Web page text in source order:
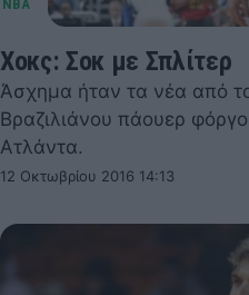
Χοκς: Σοκ με Σπλίτερ
Άσχημα ήταν τα νέα από
Βραζιλιάνου πάουερ
Ατλάντα.
12 Οκτωβρίου 2016 14:13